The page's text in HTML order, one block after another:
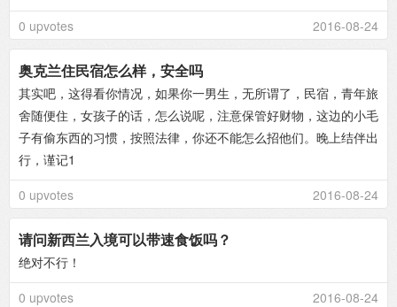
0 upvotes
2016-08-24
奥克兰住民宿怎么样，安全吗
其实吧，这得看你情况，如果你一男生，无所谓了，民宿，青年旅
舍随便住，女孩子的话，怎么说呢，注意保管好财物，这边的小毛
子有偷东西的习惯，按照法律，你还不能怎么招他们。晚上结伴出
行，谨记1
0 upvotes
2016-08-24
请问新西兰入境可以带速食饭吗？
绝对不行！
0 upvotes
2016-08-24